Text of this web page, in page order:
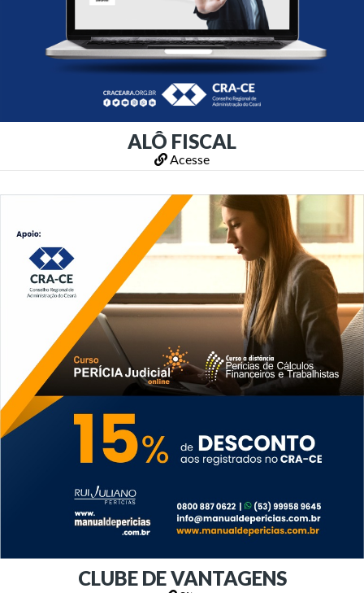
ALÔ FISCAL
Acesse
CLUBE DE VANTAGENS